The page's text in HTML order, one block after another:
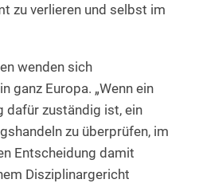
zu verlieren und selbst im
wenden sich
ganz Europa. „Wenn ein
dafür zuständig ist, ein
zu überprüfen, im
Entscheidung damit
Disziplinargericht